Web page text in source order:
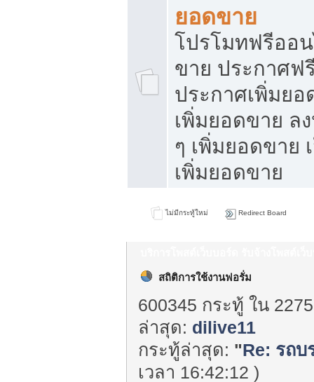
ยอดขาย
โปรโมทฟรีออ
ขาย ประกาศฟ
ประกาศเพิ่มย
เพิ่มยอดขาย ล
ๆ เพิ่มยอดขาย
เพิ่มยอดขาย
ไม่มีกระทู้ใหม่ Redirect Board
สถิติการใช้งานฟอรั่ม
600345 กระทู้ ใน
ล่าสุด: dilive11
กระทู้ล่าสุด: "Re: รถบ
เวลา 16:42:12 )